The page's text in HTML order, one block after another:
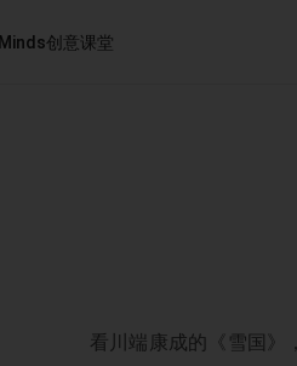
Minds创意课堂
看川端康成的《雪国》